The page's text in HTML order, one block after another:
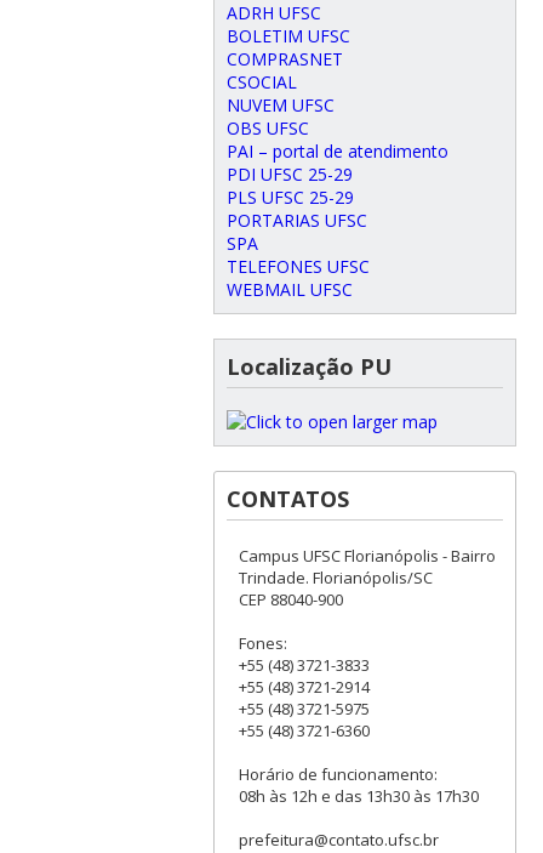
ADRH UFSC
BOLETIM UFSC
COMPRASNET
CSOCIAL
NUVEM UFSC
OBS UFSC
PAI – portal de atendimento
PDI UFSC 25-29
PLS UFSC 25-29
PORTARIAS UFSC
SPA
TELEFONES UFSC
WEBMAIL UFSC
Localização PU
CONTATOS
Campus UFSC Florianópolis - Bairro
Trindade. Florianópolis/SC
CEP 88040-900
Fones:
+55 (48) 3721-3833
+55 (48) 3721-2914
+55 (48) 3721-5975
+55 (48) 3721-6360
Horário de funcionamento:
08h às 12h e das 13h30 às 17h30
prefeitura@contato.ufsc.br